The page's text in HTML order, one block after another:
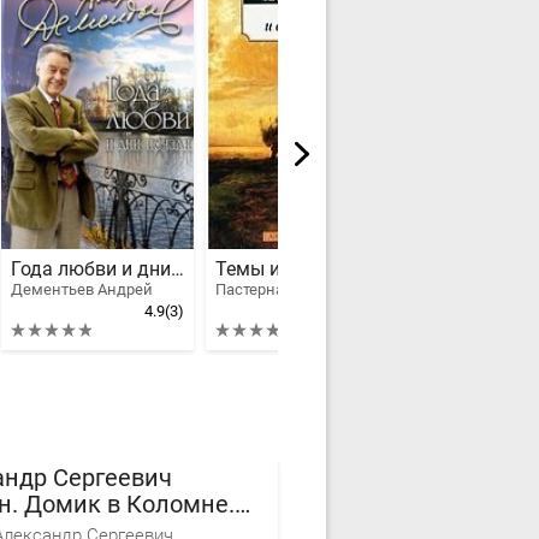
Года любви и дни печали
Дементьев Андрей
4.9(3)
Темы и вариации
Сергеевич
Домик в Коломне.
вариант.